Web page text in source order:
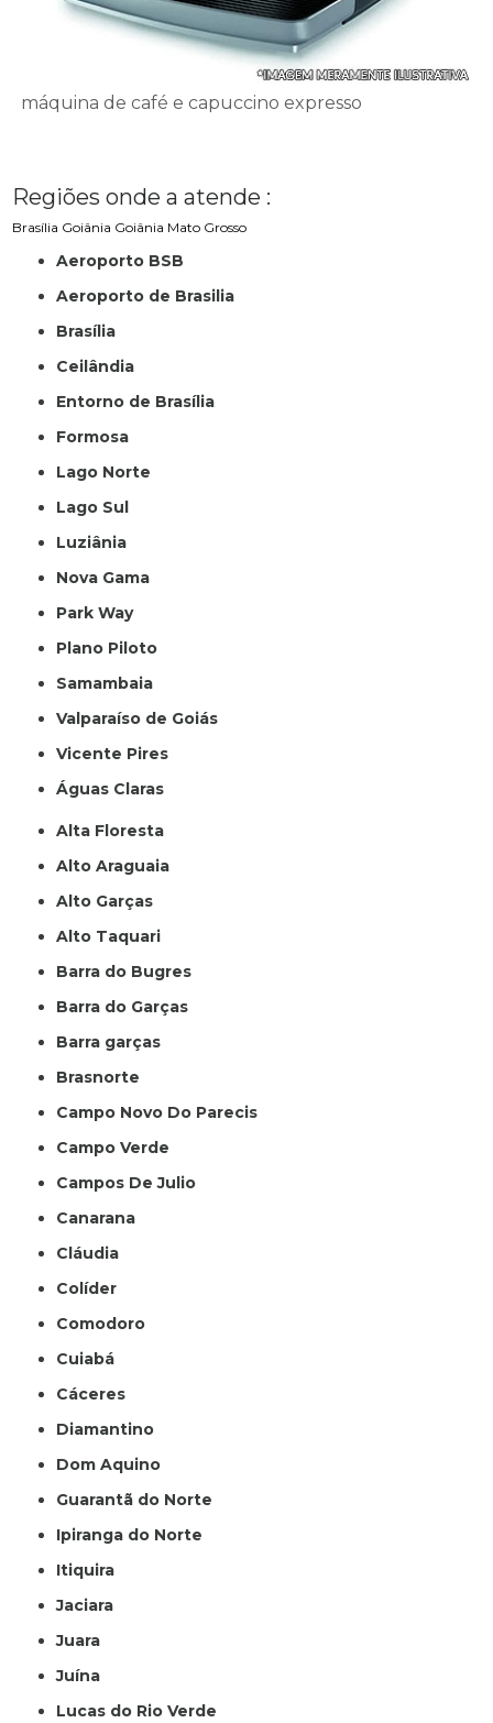
máquina de café e capuccino expresso
Regiões onde a atende :
Brasília Goiânia Goiânia Mato Grosso
Aeroporto BSB
Aeroporto de Brasilia
Brasília
Ceilândia
Entorno de Brasília
Formosa
Lago Norte
Lago Sul
Luziânia
Nova Gama
Park Way
Plano Piloto
Samambaia
Valparaíso de Goiás
Vicente Pires
Águas Claras
Alta Floresta
Alto Araguaia
Alto Garças
Alto Taquari
Barra do Bugres
Barra do Garças
Barra garças
Brasnorte
Campo Novo Do Parecis
Campo Verde
Campos De Julio
Canarana
Cláudia
Colíder
Comodoro
Cuiabá
Cáceres
Diamantino
Dom Aquino
Guarantã do Norte
Ipiranga do Norte
Itiquira
Jaciara
Juara
Juína
Lucas do Rio Verde